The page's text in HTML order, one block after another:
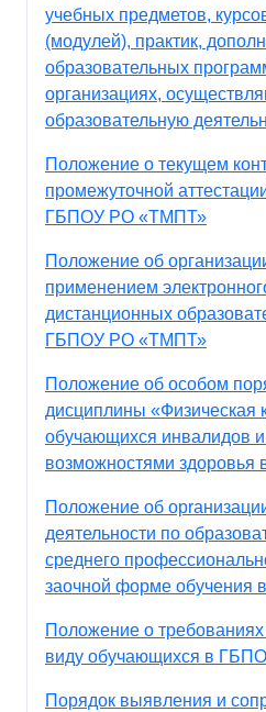
учебных предметов,
(модулей), практик,
образовательных
организациях,
образовательную
Положение о текущем
промежуточной
ГБПОУ РО «ТМПТ»
Положение об
применением
дистанционных
ГБПОУ РО «ТМПТ»
Положение об особом
дисциплины «Физическая
обучающихся инвалидов
возможностями
Положение об
деятельности по
среднего
заочной форме
Положение о
виду обучающихся в
Порядок выявления и